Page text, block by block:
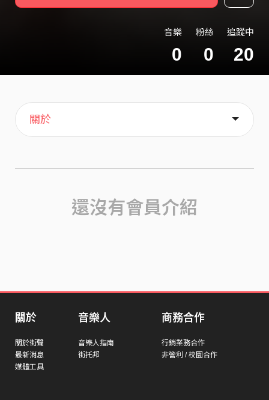
音樂
0
粉絲
0
追蹤中
20
主頁
歌單
喜歡
關於
還沒有會員介紹
關於
關於街聲
最新消息
媒體工具
音樂人
音樂人指南
街托邦
商務合作
行銷業務合作
非營利 / 校園合作